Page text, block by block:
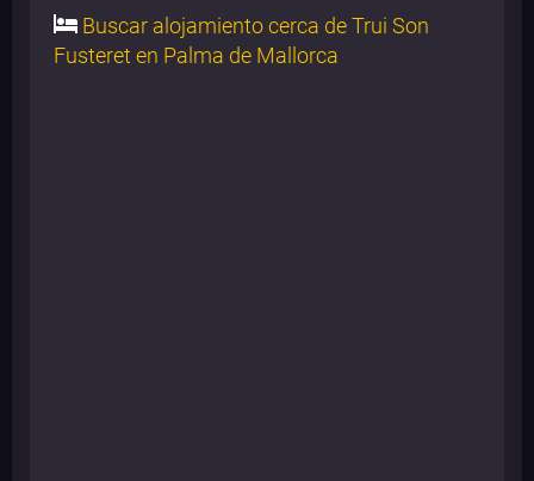
Buscar alojamiento cerca de Trui Son
Fusteret en Palma de Mallorca